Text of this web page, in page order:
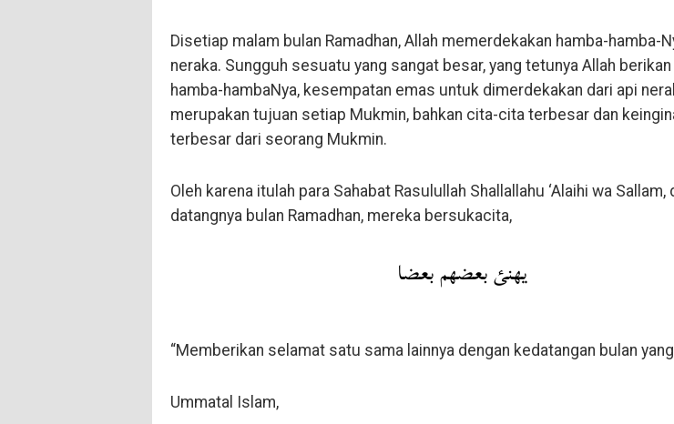
Disetiap malam bulan Ramadhan, Allah memerdekakan hamba-hamba-
neraka. Sungguh sesuatu yang sangat besar, yang tetunya Allah
hamba-hambaNya, kesempatan emas untuk dimerdekakan dari api
merupakan tujuan setiap Mukmin, bahkan cita-cita terbesar dan
terbesar dari seorang Mukmin.
Oleh karena itulah para Sahabat Rasulullah Shallallahu ‘Alaihi wa Sallam,
datangnya bulan Ramadhan, mereka bersukacita,
يهنئ بعضهم بعضا
“Memberikan selamat satu sama lainnya dengan kedatangan bulan
Ummatal Islam,